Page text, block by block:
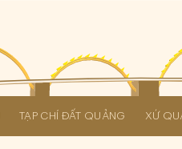
TẠP CHÍ ĐẤT QUẢNG XỨ